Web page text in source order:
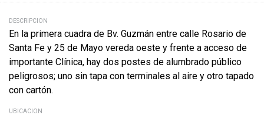
DESCRIPCION
En la primera cuadra de Bv. Guzmán entre calle Rosario de
Santa Fe y 25 de Mayo vereda oeste y frente a acceso de
importante Clínica, hay dos postes de alumbrado público
peligrosos; uno sin tapa con terminales al aire y otro tapado
con cartón.
UBICACION